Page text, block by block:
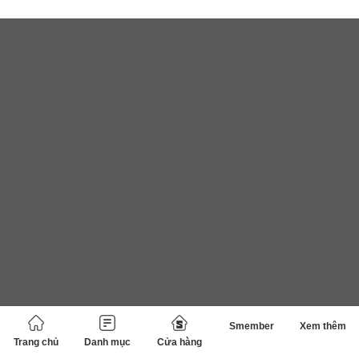
Trang chủ Danh mục Cửa hàng
Smember Xem thêm